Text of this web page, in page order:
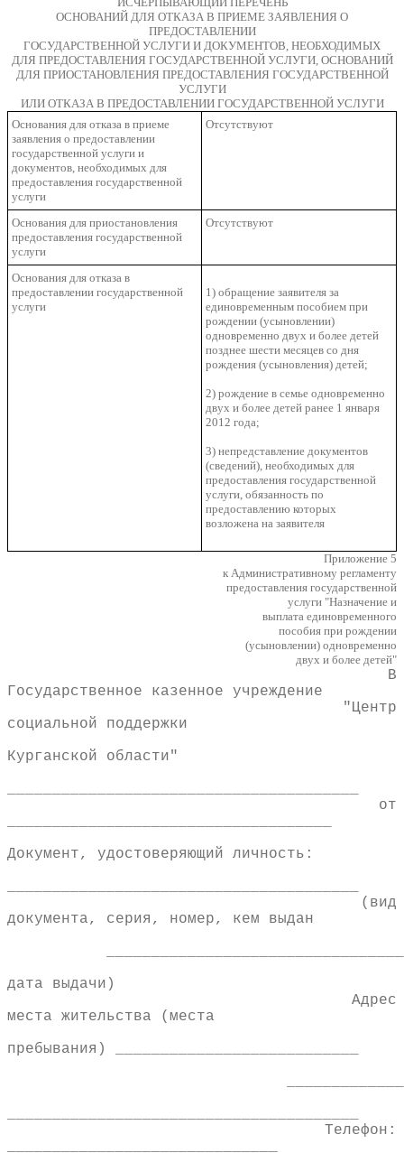
ОСНОВАНИЙ ДЛЯ ОТКАЗА В ПРИЕМЕ ЗАЯВЛЕНИЯ О
ПРЕДОСТАВЛЕНИИ
ГОСУДАРСТВЕННОЙ УСЛУГИ И ДОКУМЕНТОВ, НЕОБХОДИМЫХ
ДЛЯ ПРЕДОСТАВЛЕНИЯ ГОСУДАРСТВЕННОЙ УСЛУГИ, ОСНОВАНИЙ
ДЛЯ ПРИОСТАНОВЛЕНИЯ ПРЕДОСТАВЛЕНИЯ ГОСУДАРСТВЕННОЙ
УСЛУГИ
ИЛИ ОТКАЗА В ПРЕДОСТАВЛЕНИИ ГОСУДАРСТВЕННОЙ УСЛУГИ
Основания для отказа в приеме
заявления о предоставлении
государственной услуги и
документов, необходимых для
предоставления государственной
услуги
Отсутствуют
Основания для приостановления
предоставления государственной
услуги
Отсутствуют
Основания для отказа в
предоставлении государственной
услуги
1) обращение заявителя за
единовременным пособием при
рождении (усыновлении)
одновременно двух и более детей
позднее шести месяцев со дня
рождения (усыновления) детей;
2) рождение в семье одновременно
двух и более детей ранее 1 января
2012 года;
3) непредставление документов
(сведений), необходимых для
предоставления государственной
услуги, обязанность по
предоставлению которых
возложена на заявителя
Приложение 5
к Административному регламенту
предоставления государственной
услуги "Назначение и
выплата единовременного
пособия при рождении
(усыновлении) одновременно
двух и более детей"
В
Государственное казенное учреждение
"Центр
социальной поддержки
Курганской области"
от
Документ, удостоверяющий личность:
(вид
документа, серия, номер, кем выдан
дата выдачи)
Адрес
места жительства (места
пребывания) ___________________________
Телефон: